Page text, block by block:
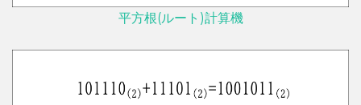
平方根(ルート)計算機